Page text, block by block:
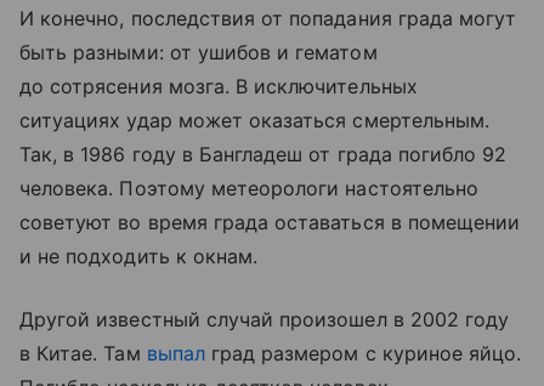
И конечно, последствия от попадания града могут
быть разными: от ушибов и гематом
до сотрясения мозга. В исключительных
ситуациях удар может оказаться смертельным.
Так, в 1986 году в Бангладеш от града погибло 92
человека. Поэтому метеорологи настоятельно
советуют во время града оставаться в помещении
и не подходить к окнам.
Другой известный случай произошел в 2002 году
в Китае. Там выпал град размером с куриное яйцо.